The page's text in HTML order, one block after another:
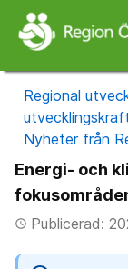
Regional
Nyheter från
Energi- och
access_timePublicerad: